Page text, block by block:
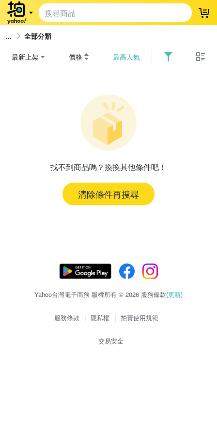
登
全部分類
最新上架 價格 最高人氣
找不到商品嗎？換換其他條件吧！
清除條件再搜尋
Yahoo台灣電子商務 版權所有 © 2026 服務條款(更新)
服務條款 | 隱私權 | 拍賣使用規範
交易安全